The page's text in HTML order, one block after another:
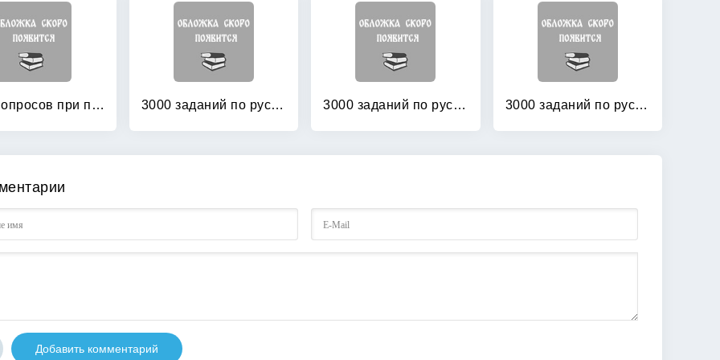
3000 вопросов при поступлении детей в школу 3000 заданий по русскому языку: 1 класс. Контрольное списывание 3000 заданий по русскому языку: 3 класс. Контрольное списывание 3000 заданий по русскому языку: 4 класс. Контрольное списывание